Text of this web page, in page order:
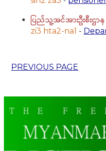
ပြည်သူ့အင်အားဦးစီးဌာန
zi3 hta2-na1 -
PREVIOUS PAGE